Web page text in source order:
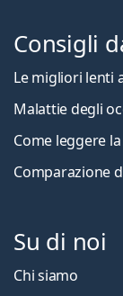
Consigli
Le migliori lenti
Malattie degli
Come leggere
Comparazione
Su di noi
Chi siamo